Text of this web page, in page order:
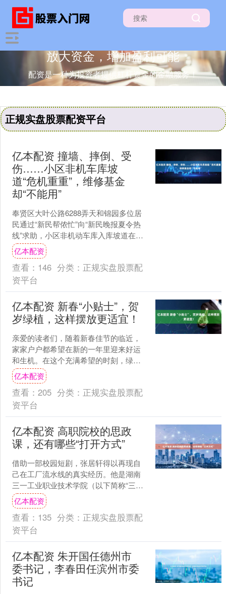
放大资金，增加盈利可能
配资是一种为投资者提供杠杆资金的金融服务！
正规实盘股票配资平台
亿本配资 撞墙、摔倒、受
伤……小区非机车库坡
道“危机重重”，维修基金
却“不能用”
奉贤区大叶公路6288弄天和锦园多位居
民通过“新民帮侬忙”向“新民晚报夏令热
线”求助，小区非机动车库入库坡道在设
计上存有极大缺陷，导致居民在推行电
动自行车过程中....
亿本配资
查看： 146 分类： 正规实盘股票配
资平台
亿本配资 新春“小贴士”，贺
岁绿植，这样摆放更适宜！
亲爱的读者们，随着新春佳节的临近，
家家户户都希望在新的一年里迎来好运
和生机。在这个充满希望的时刻，绿植
不仅能够美化我们的居住环境，还能为
家中带来一抹清新的气息。....
亿本配资
查看： 205 分类： 正规实盘股票配
资平台
亿本配资 高职院校的思政
课，还有哪些“打开方式”
借助一部校园短剧，张居轩得以再现自
己在工厂流水线的真实经历。他是湖南
三一工业职业技术学院（以下简称“三一
职院”）机电一体化技术专业的学生，大
一暑假，他在广东打工....
亿本配资
查看： 135 分类： 正规实盘股票配
资平台
亿本配资 朱开国任德州市
委书记，李春田任滨州市委
书记